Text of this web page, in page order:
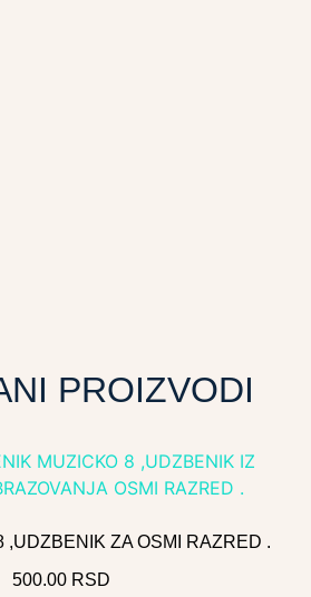
PROIZVODI
,UDZBENIK ZA OSMI RAZRED .
500.00 RSD